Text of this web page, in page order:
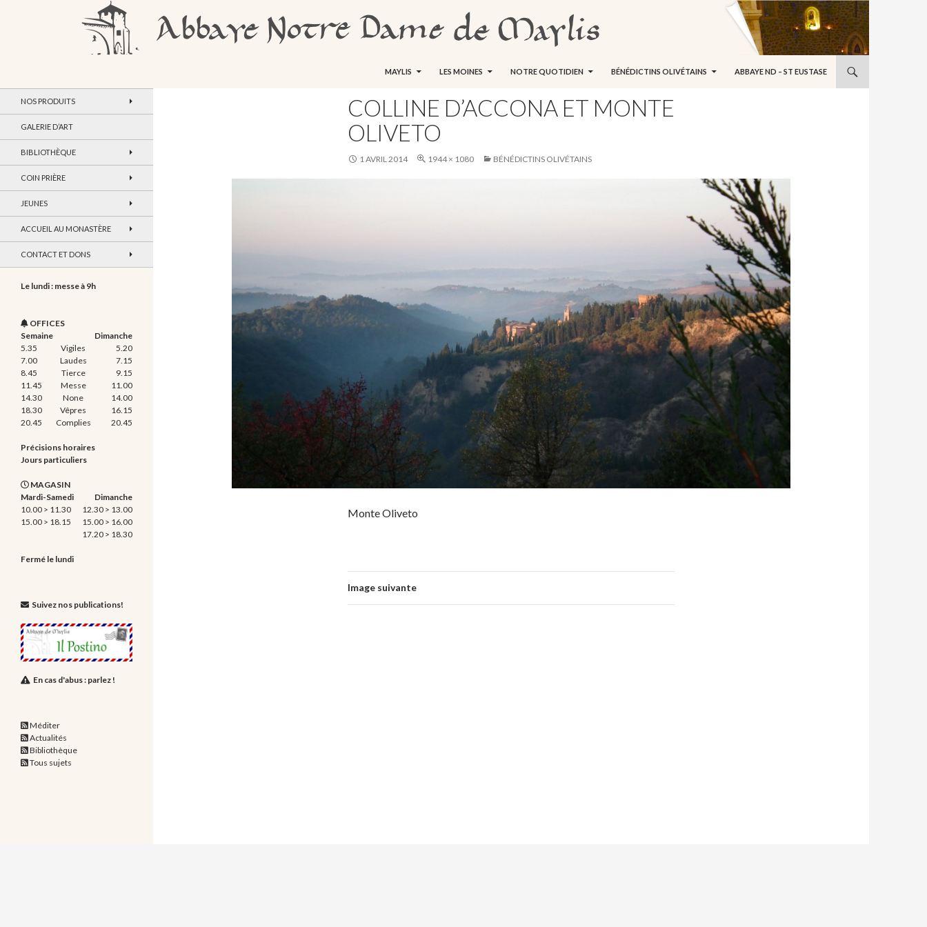
MAYLIS
LES MOINES NOTRE QUOTIDIEN BÉNÉDICTINS OLIVÉTAINS ABBAYE ND – ST EUSTASE
COLLINE D’ACCONA ET MONTE
OLIVETO
1 AVRIL 2014 1944 × 1080 BÉNÉDICTINS OLIVÉTAINS
Monte Oliveto
Image suivante
NOS PRODUITS
GALERIE D’ART
BIBLIOTHÈQUE
COIN PRIÈRE
JEUNES
ACCUEIL AU MONASTÈRE
CONTACT ET DONS
Le lundi : messe à 9h
OFFICES
Semaine
Dimanche
5.35
Vigiles
5.20
7.00
Laudes
7.15
8.45
Tierce
9.15
11.45
Messe
11.00
14.30
None
14.00
18.30
Vêpres
16.15
20.45
Complies 20.45
Précisions horaires
Jours particuliers
MAGASIN
Mardi-Samedi
Dimanche
10.00 > 11.30
12.30 > 13.00
15.00 > 18.15
15.00 > 16.00
17.20 > 18.30
Fermé le lundi
Suivez nos publications!
En cas d'abus : parlez !
Méditer
Actualités
Bibliothèque
Tous sujets